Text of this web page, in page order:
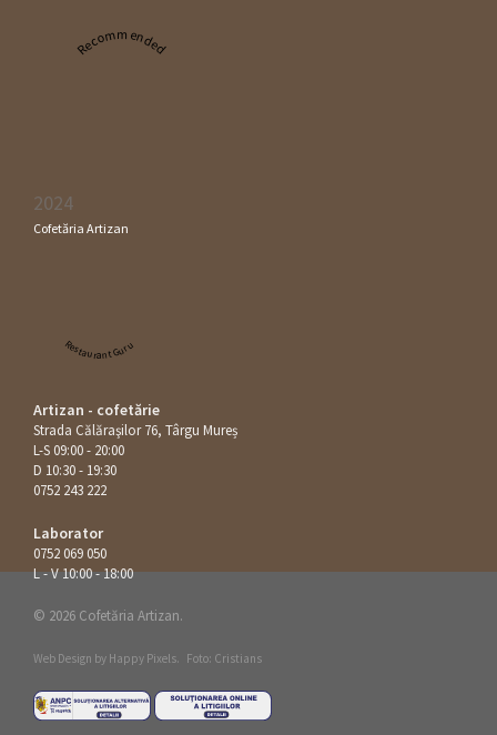
Recommended
2024
Cofetăria Artizan
Restaurant Guru
Artizan - cofetărie
Strada Călăraşilor 76, Târgu Mureș
L-S 09:00 - 20:00
D 10:30 - 19:30
0752 243 222
Laborator
0752 069 050
L - V 10:00 - 18:00
© 2026 Cofetăria Artizan.
Web Design by Happy Pixels. Foto: Cristians